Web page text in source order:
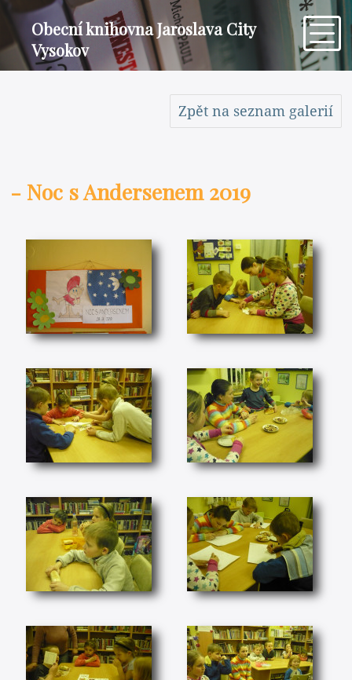
Obecní knihovna Jaroslava City
Vysokov
Zpět na seznam galerií
- Noc s Andersenem 2019